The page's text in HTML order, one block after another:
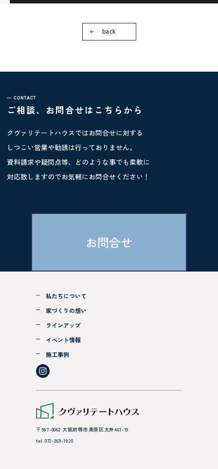
参加人数(子ども)
お名前※
電話番号※
メールアドレス
クヴァリテートハウス
back
CONTACT
ご相談、お問合せはこちらから
クヴァリテートハウスではお問合せに対する
しつこい営業や勧誘は行っておりません。
資料請求や疑問点等、どのような事でも柔軟に
対応致しますのでお気軽にお問合せください！
お問合せ
私たちについて
家づくりの想い
ラインアップ
イベント情報
施工事例
〒587-0062 大阪府堺市美原区太井461-19
tel.072-369-1820